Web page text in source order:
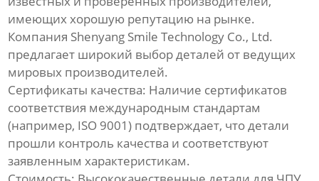
имеющих хорошую репутацию на рынке.
Компания Shenyang Smile Technology Co., Ltd.
предлагает широкий выбор деталей от ведущих
мировых производителей.
Сертификаты качества: Наличие сертификатов
соответствия международным стандартам
(например, ISO 9001) подтверждает, что детали
прошли контроль качества и соответствуют
заявленным характеристикам.